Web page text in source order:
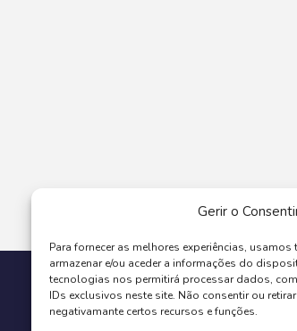
Gerir o
Para fornecer as melhores experiências,
armazenar e/ou aceder a informações do
tecnologias nos permitirá processar dados,
IDs exclusivos neste site. Não consentir ou
negativamante certos recursos e funções.